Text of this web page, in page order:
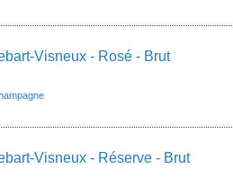
Visneux - Rosé - Brut
Visneux - Réserve - Brut